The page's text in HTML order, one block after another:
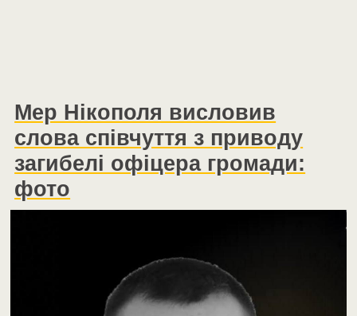
Мер Нікополя висловив
слова співчуття з приводу
загибелі офіцера громади:
фото